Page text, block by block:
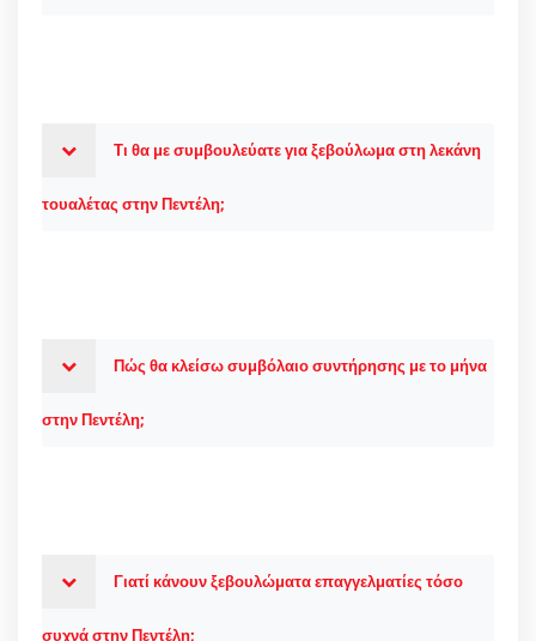
Τι θα με συμβουλεύατε για ξεβούλωμα στη λεκάνη
τουαλέτας στην Πεντέλη;
Πώς θα κλείσω συμβόλαιο συντήρησης με το μήνα
στην Πεντέλη;
Γιατί κάνουν ξεβουλώματα επαγγελματίες τόσο
συχνά στην Πεντέλη;